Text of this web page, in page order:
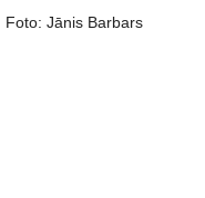
Foto: Jānis Barbars